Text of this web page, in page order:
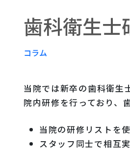
歯科衛生士
コラム
当院では新卒の歯科衛生
院内研修を行っており、
当院の研修リストを
スタッフ同士で相互